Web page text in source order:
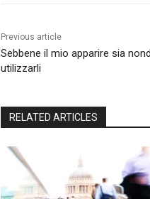
Previous article
Sebbene il mio apparire sia
utilizzarli
RELATED ARTICLES